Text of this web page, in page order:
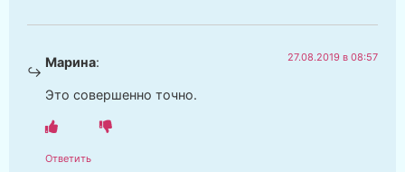
Марина: 27.08.2019 в 08:57
Это совершенно точно.
Ответить